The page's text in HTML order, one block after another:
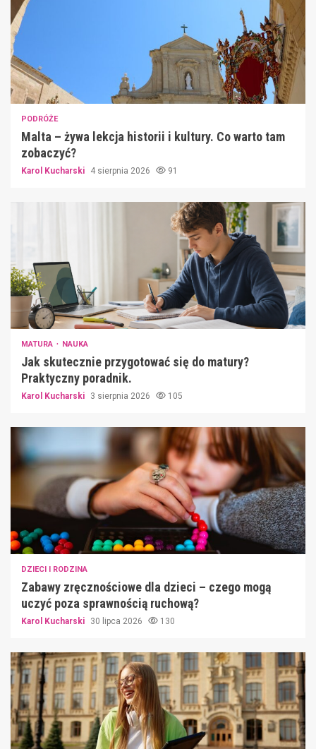
PODRÓŻE
Malta – żywa lekcja historii i kultury. Co warto tam
zobaczyć?
Karol Kucharski 4 sierpnia 2026 91
MATURA NAUKA
Jak skutecznie przygotować się do matury?
Praktyczny poradnik.
Karol Kucharski 3 sierpnia 2026 105
DZIECI I RODZINA
Zabawy zręcznościowe dla dzieci – czego mogą
uczyć poza sprawnością ruchową?
Karol Kucharski 30 lipca 2026 130